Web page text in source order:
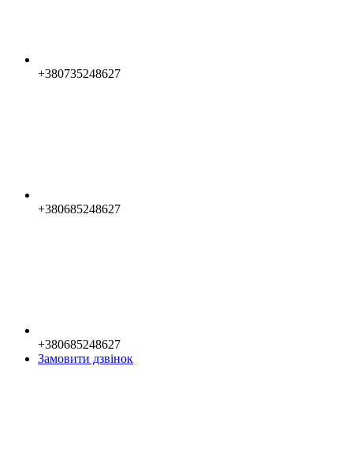
+380735248627
+380685248627
+380685248627
Замовити дзвінок